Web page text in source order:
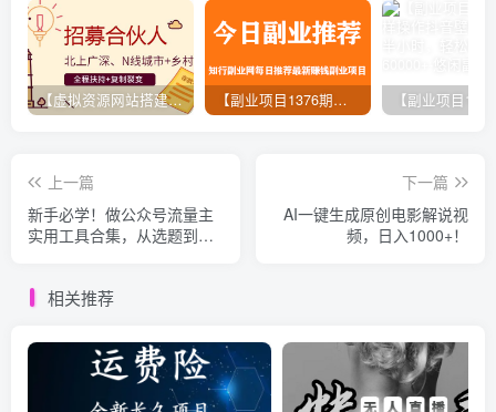
【虚拟资源网站搭建服务】加盟本站系统，做一个和本站一样的独立网站，躺赚的项目 【副业项目1376期】龟课最新闲鱼项目玩法实战教程_全新升级月收益几千到几万
上一篇
新手必学！做公众号流量主
实用工具合集，从选题到变
下一篇
AI一键生成原创电影解说视
频，日入1000+！
相关推荐